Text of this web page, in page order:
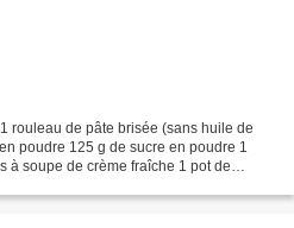
rouleau de pâte brisée (sans huile de
poudre 125 g de sucre en poudre 1
à soupe de crème fraîche 1 pot de